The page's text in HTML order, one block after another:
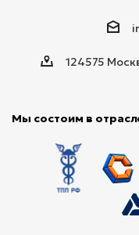
124575
Мы состоим в